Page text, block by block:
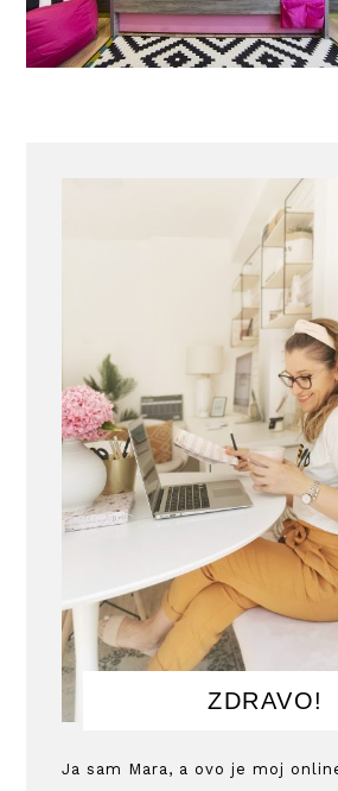
ZDRAVO!
Ja sam Mara, a ovo je moj